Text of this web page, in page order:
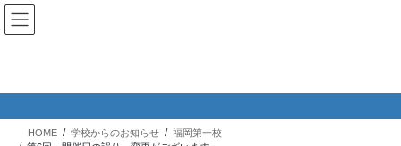
コ
ン
ス
ナ
ビ
ン
HOME 学校からのお知らせ
福岡第一校